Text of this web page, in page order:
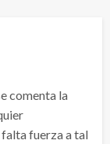
comenta la
fuerza a tal